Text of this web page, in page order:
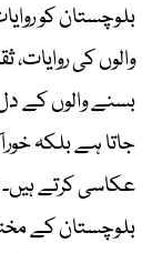
بلوچستان کو
والوں کی
بسنے والوں کے
جاتا ہے بلکہ
عکاسی کرتے
بلوچستان کے